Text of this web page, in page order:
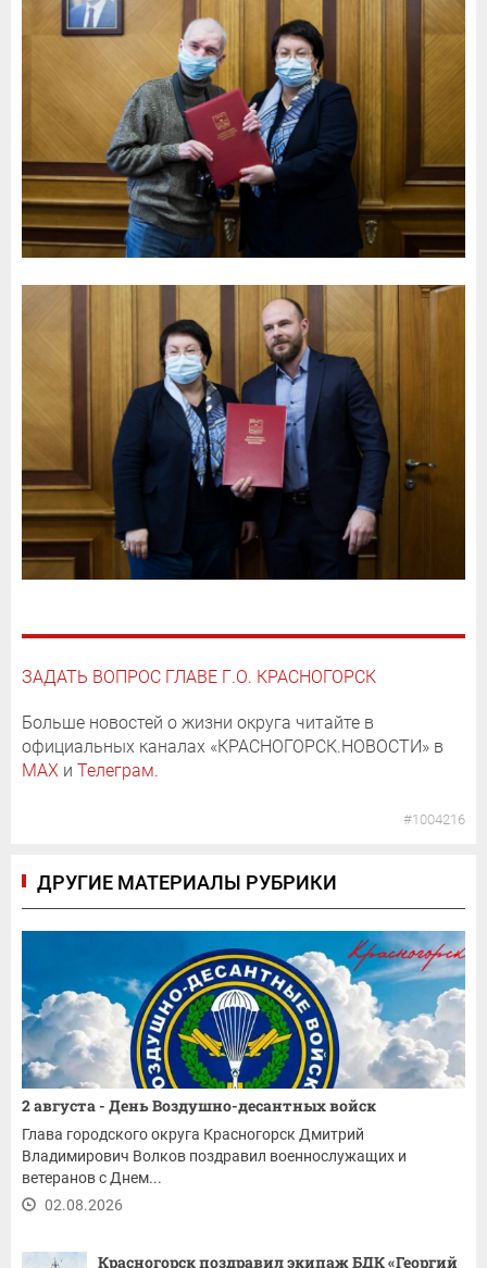
ЗАДАТЬ ВОПРОС ГЛАВЕ Г.О. КРАСНОГОРСК
Больше новостей о жизни округа читайте в
официальных каналах «КРАСНОГОРСК.НОВОСТИ» в
MAX и Телеграм.
#1004216
ДРУГИЕ МАТЕРИАЛЫ РУБРИКИ
2 августа - День Воздушно-десантных войск
Глава городского округа Красногорск Дмитрий
Владимирович Волков поздравил военнослужащих и
ветеранов с Днем...
02.08.2026
Красногорск поздравил экипаж БДК «Георгий